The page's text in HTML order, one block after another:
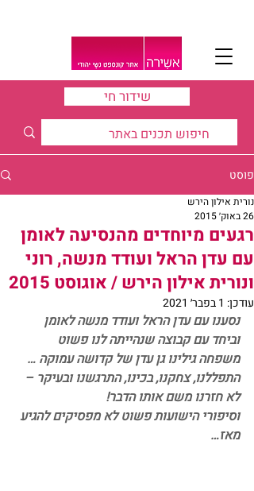
שידור חי
פוסט
רגעים מיוחדים מהנסיעה לאומן
עם עדן הראל ועודד מנשה, רוני
ונורית אילון הירש / אוגוסט 2015
נורית אילון הירש
26 באוק׳ 2015
עודכן: 1 בפבר׳ 2021
נסענו עם עדן הראל ועודד מנשה לאומן
וביחד עם קבוצה שנהייתה לנו פשוט
משפחה גילינו גן עדן של קדושה עמוקה …
התפללנו, צחקנו, בכינו, התרגשנו ובעיקר –
לא חזרנו משם אותו הדבר!
וסיפורי הישועות פשוט לא מפסיקים להגיע
מאז…